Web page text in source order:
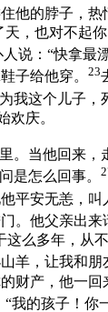
他的脖子，热
天，也对不起
说：“快拿最
子给他穿。 23
我这个儿子，
欢庆。
。当他回来，
是怎么回事。
平安无恙，叫
。他父亲出来
这么多年，从
羊，让我和朋
财产，他一
“我的孩子！你